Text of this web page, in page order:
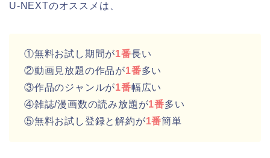
U-NEXTのオススメは、
①無料お試し期間が1番長い
②動画見放題の作品が1番多い
③作品のジャンルが1番幅広い
④雑誌/漫画数の読み放題が1番多い
⑤無料お試し登録と解約が1番簡単